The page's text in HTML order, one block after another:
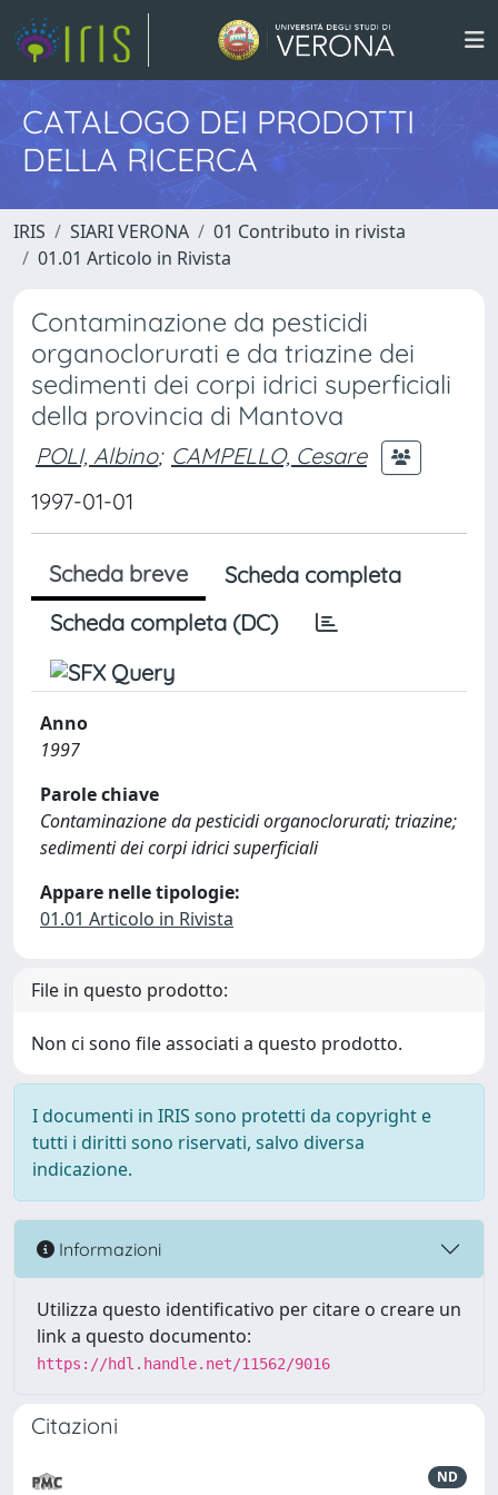
CATALOGO DEI PRODOTTI
DELLA RICERCA
IRIS SIARI VERONA
01 Contributo in rivista
01.01 Articolo in Rivista
Contaminazione da pesticidi
organoclorurati e da triazine dei
sedimenti dei corpi idrici superficiali
della provincia di Mantova
POLI, Albino; CAMPELLO, Cesare
1997-01-01
Scheda breve
Scheda completa
Scheda completa (DC)
Anno
1997
Parole chiave
Contaminazione da pesticidi organoclorurati; triazine;
sedimenti dei corpi idrici superficiali
Appare nelle tipologie:
01.01 Articolo in Rivista
File in questo prodotto:
Non ci sono file associati a questo prodotto.
I documenti in IRIS sono protetti da copyright e
tutti i diritti sono riservati, salvo diversa
indicazione.
Informazioni
Utilizza questo identificativo per citare o creare un
link a questo documento:
https://hdl.handle.net/11562/9016
Citazioni
ND